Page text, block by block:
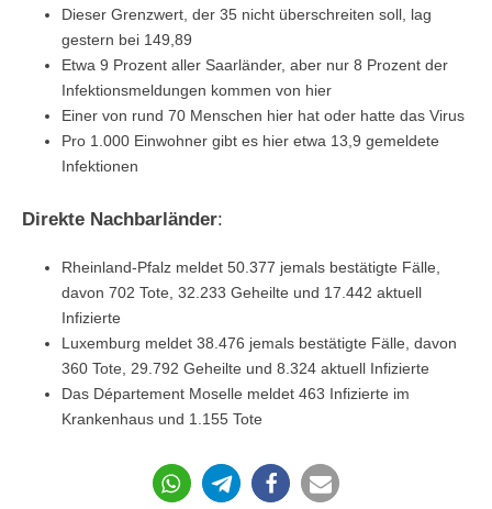
Dieser Grenzwert, der 35 nicht überschreiten soll, lag
gestern bei 149,89
Etwa 9 Prozent aller Saarländer, aber nur 8 Prozent der
Infektionsmeldungen kommen von hier
Einer von rund 70 Menschen hier hat oder hatte das Virus
Pro 1.000 Einwohner gibt es hier etwa 13,9 gemeldete
Infektionen
Direkte Nachbarländer:
Rheinland-Pfalz meldet 50.377 jemals bestätigte Fälle,
davon 702 Tote, 32.233 Geheilte und 17.442 aktuell
Infizierte
Luxemburg meldet 38.476 jemals bestätigte Fälle, davon
360 Tote, 29.792 Geheilte und 8.324 aktuell Infizierte
Das Département Moselle meldet 463 Infizierte im
Krankenhaus und 1.155 Tote
262